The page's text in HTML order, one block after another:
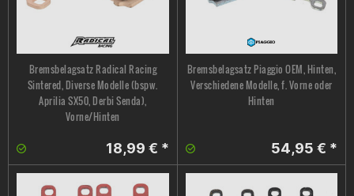
Bremsbelagsatz Radical Racing
Sintered, Diverse Modelle (bspw.
Aprilia SX50, Derbi Senda),
Vorne/Hinten
18,99 € *
Bremsbelagsatz Piaggio OEM, Hinten,
Verschiedene Modelle, f. Vorne oder
Hinten
54,95 € *